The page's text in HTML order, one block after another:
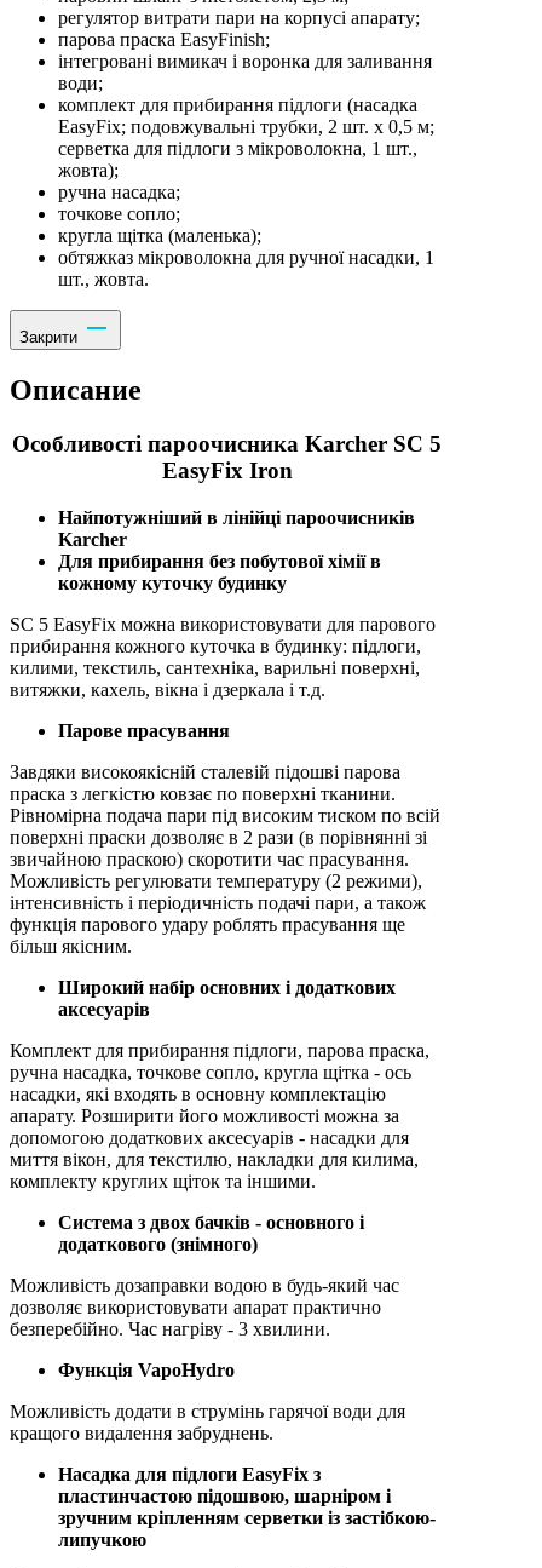
регулятор витрати пари на корпусі апарату;
парова праска EasyFinish;
інтегровані вимикач і воронка для заливання
води;
комплект для прибирання підлоги (насадка
EasyFix; подовжувальні трубки, 2 шт. х 0,5 м;
серветка для підлоги з мікроволокна, 1 шт.,
жовта);
ручна насадка;
точкове сопло;
кругла щітка (маленька);
обтяжказ мікроволокна для ручної насадки, 1
шт., жовта.
Закрити
Описание
Особливості пароочисника Karcher SC 5
EasyFix Iron
Найпотужніший в лінійці пароочисників
Karcher
Для прибирання без побутової хімії в
кожному куточку будинку
SC 5 EasyFix можна використовувати для парового
прибирання кожного куточка в будинку: підлоги,
килими, текстиль, сантехніка, варильні поверхні,
витяжки, кахель, вікна і дзеркала і т.д.
Парове прасування
Завдяки високоякісній сталевій підошві парова
праска з легкістю ковзає по поверхні тканини.
Рівномірна подача пари під високим тиском по всій
поверхні праски дозволяє в 2 рази (в порівнянні зі
звичайною праскою) скоротити час прасування.
Можливість регулювати температуру (2 режими),
інтенсивність і періодичність подачі пари, а також
функція парового удару роблять прасування ще
більш якісним.
Широкий набір основних і додаткових
аксесуарів
Комплект для прибирання підлоги, парова праска,
ручна насадка, точкове сопло, кругла щітка - ось
насадки, які входять в основну комплектацію
апарату. Розширити його можливості можна за
допомогою додаткових аксесуарів - насадки для
миття вікон, для текстилю, накладки для килима,
комплекту круглих щіток та іншими.
Система з двох бачків - основного і
додаткового (знімного)
Можливість дозаправки водою в будь-який час
дозволяє використовувати апарат практично
безперебійно. Час нагріву - 3 хвилини.
Функція VapoHydro
Можливість додати в струмінь гарячої води для
кращого видалення забруднень.
Насадка для підлоги EasyFix з
пластинчастою підошвою, шарніром і
зручним кріпленням серветки із застібкою-
липучкою